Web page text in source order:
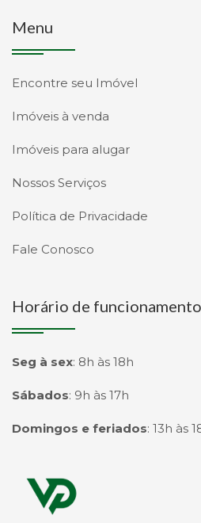
Menu
Encontre seu Imóvel
Imóveis à venda
Imóveis para alugar
Nossos Serviços
Política de Privacidade
Fale Conosco
Horário de funcionamento
Seg à sex: 8h às 18h
Sábados: 9h às 17h
Domingos e feriados: 13h às
Página inicial